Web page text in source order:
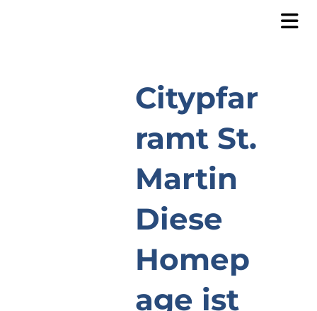
Citypfar
ramt St.
Martin
Diese
Homep
age ist